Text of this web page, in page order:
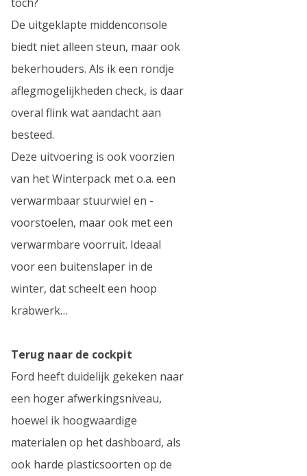
De uitgeklapte middenconsole
biedt niet alleen steun, maar ook
bekerhouders. Als ik een rondje
aflegmogelijkheden check, is daar
overal flink wat aandacht aan
besteed.
Deze uitvoering is ook voorzien
van het Winterpack met o.a. een
verwarmbaar stuurwiel en -
voorstoelen, maar ook met een
verwarmbare voorruit. Ideaal
voor een buitenslaper in de
winter, dat scheelt een hoop
krabwerk…
Terug naar de cockpit
Ford heeft duidelijk gekeken naar
een hoger afwerkingsniveau,
hoewel ik hoogwaardige
materialen op het dashboard, als
ook harde plasticsoorten op de